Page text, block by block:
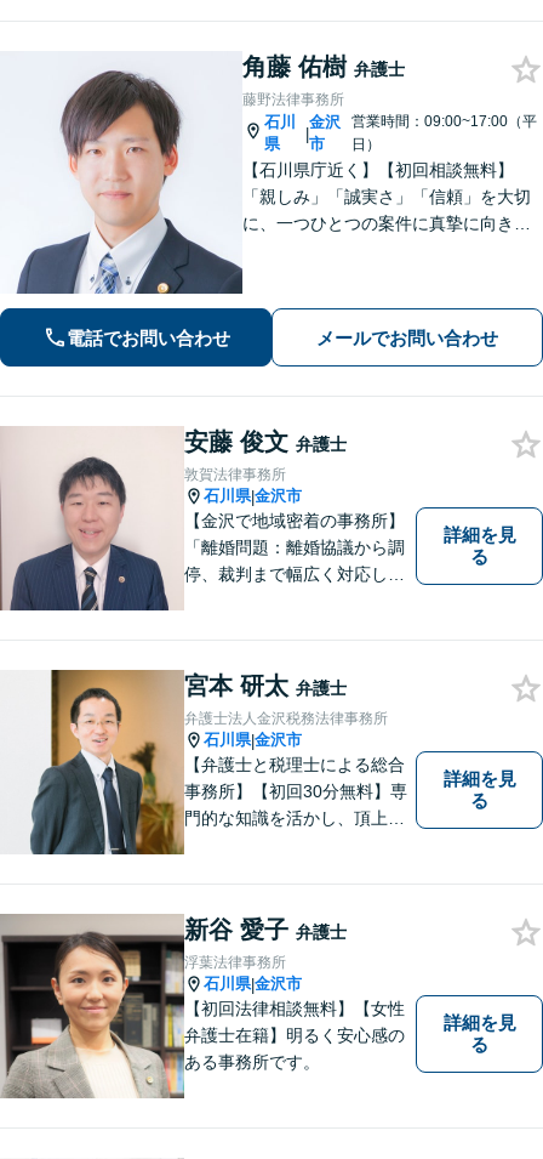
角藤 佑樹 弁護士
藤野法律事務所
石川
県
|
金沢
市
営業時間：09:00~17:00（平
日）
【石川県庁近く】【初回相談無料】
「親しみ」「誠実さ」「信頼」を大切
に、一つひとつの案件に真摯に向き合
すく説明しますので、安心してご相談
ください。
電話でお問い合わせ メールでお問い合わせ
安藤 俊文 弁護士
敦賀法律事務所
石川県|金沢市
【金沢で地域密着の事務所】
「離婚問題：離婚協議から調
停、裁判まで幅広く対応し、
弁護士が介入することで賠償
金の大幅な増額が実現できる
ケースあり」【休日・夜間相
談可】
詳細を見
る
宮本 研太 弁護士
弁護士法人金沢税務法律事務所
石川県|金沢市
【弁護士と税理士による総合
事務所】【初回30分無料】専
門的な知識を活かし、頂上＝
ジあります。
詳細を見
る
新谷 愛子 弁護士
浮葉法律事務所
石川県|金沢市
【初回法律相談無料】【女性
弁護士在籍】明るく安心感の
ある事務所です。
詳細を見
る